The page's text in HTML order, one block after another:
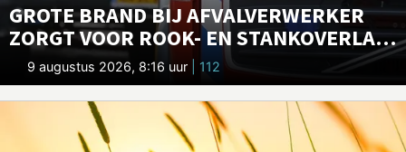
GROTE BRAND BIJ AFVALVERWERKER
ZORGT VOOR ROOK- EN STANKOVERLAST
IN GRONINGEN
9 augustus 2026, 8:16 uur | 112